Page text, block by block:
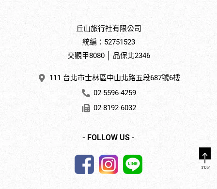
丘山旅行社有限公司
統編：52751523
交觀甲8080 │ 品保北2346
111 台北市士林區中山北路五段687號6樓
02-5596-4259
02-8192-6032
- FOLLOW US -